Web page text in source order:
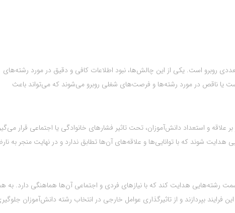
روبرو است. یکی از این چالش‌ها، نبود اطلاعات کافی و دقیق در مورد رشته‌های
یا ناقص در مورد رشته‌ها و فرصت‌های شغلی روبرو می‌شوند که می‌تواند باعث
و استعداد دانش‌آموزان، تحت تاثیر فشارهای خانوادگی یا اجتماعی قرار
شوند که با توانایی‌ها و علاقه‌های آن‌ها تطابق ندارد و در نهایت منجر به
رشته‌هایی هدایت کند که با نیازهای فردی و اجتماعی آن‌ها هماهنگی دارد. به
بپردازند و از تاثیرگذاری عوامل خارجی در انتخاب رشته دانش‌آموزان